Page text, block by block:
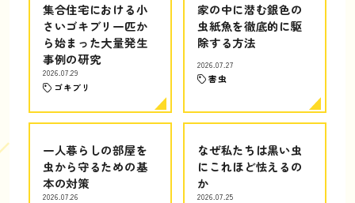
集合住宅における小
さいゴキブリ一匹か
ら始まった大量発生
事例の研究
2026.07.29
ゴキブリ
家の中に潜む銀色の
虫紙魚を徹底的に駆
除する方法
2026.07.27
害虫
一人暮らしの部屋を
虫から守るための基
本の対策
2026.07.26
なぜ私たちは黒い虫
にこれほど怯えるの
か
2026.07.25